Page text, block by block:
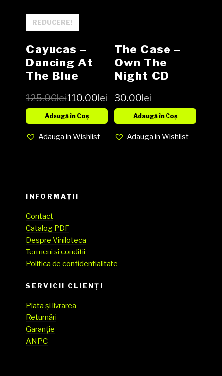
REDUCERE!
Cayucas –
Dancing At
The Blue
LP
125.00lei110.00lei
Adaugă în Coș
Adauga in Wishlist
The Case –
Own The
Night CD
30.00lei
Adaugă în Coș
Adauga in Wishlist
INFORMAȚII
Contact
Catalog PDF
Despre Viniloteca
Termeni și conditii
Politica de confidentialitate
SERVICII CLIENŢI
Plata și livrarea
Returnări
Garanție
ANPC